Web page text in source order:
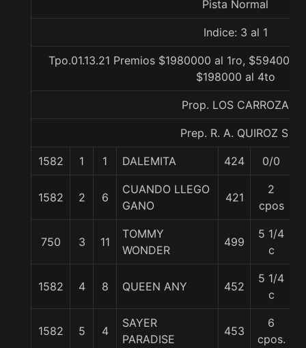
Pista Normal
Indice: 3 al 1
Tpo.01.13.21 Premios $1980000 al 1ro, $594000
$198000 al 4to
Prop. LOS CARROZA
Prep. R. A. QUIROZ S.
1582 1 1 DALEMITA 424 0/0
1582 2 6
CUANDO LLEGO
GANO
421
2
cpos
750 3 11
TOMMY
WONDER
499
5 1/4
c
1582 4 8 QUEEN ANY 452
5 1/4
c
1582 5 4
SAYER
PARADISE
453
6
cpos.